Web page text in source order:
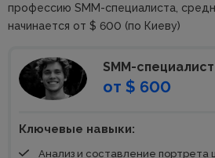
профессию SMM-специалиста,
начинается от $ 600 (по Киеву)
SMM-специалист
от $ 600
Ключевые навыки:
Анализ и составление портрета